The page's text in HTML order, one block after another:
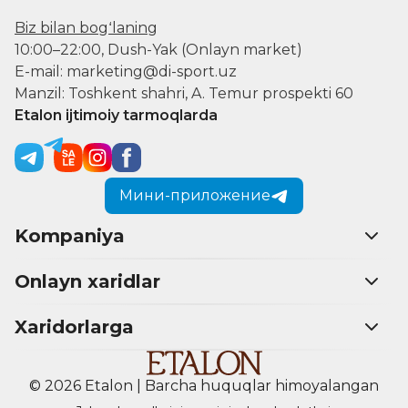
Biz bilan bogʻlaning
10:00–22:00, Dush-Yak (Onlayn market)
E-mail: marketing@di-sport.uz
Manzil: Toshkent shahri, A. Temur prospekti 60
Etalon ijtimoiy tarmoqlarda
Мини-приложение
Kompaniya
Onlayn xaridlar
Xaridorlarga
© 2026 Etalon | Barcha huquqlar himoyalangan